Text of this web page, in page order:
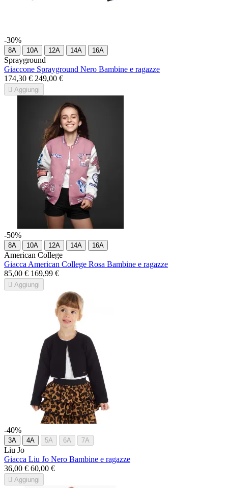
-30%
8A 10A 12A 14A 16A
Sprayground
Giaccone Sprayground Nero Bambine e ragazze
174,30 € 249,00 €
 Aggiungi
-50%
8A 10A 12A 14A 16A
American College
Giacca American College Rosa Bambine e ragazze
85,00 € 169,99 €
 Aggiungi
-40%
3A 4A 5A 6A 7A
Liu Jo
Giacca Liu Jo Nero Bambine e ragazze
36,00 € 60,00 €
 Aggiungi